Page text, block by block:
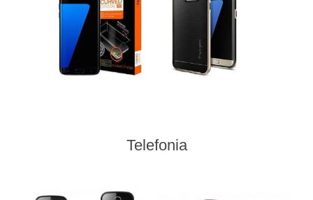
Telefonia